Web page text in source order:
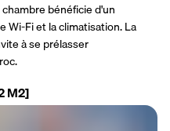
bénéficie d'un
Fi et la climatisation. La
à se prélasser
M2]